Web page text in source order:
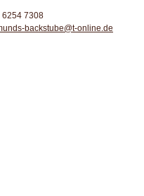
7308
backstube@t-online.de